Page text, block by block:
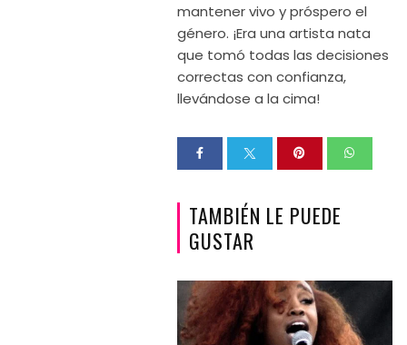
mantener vivo y próspero el
género. ¡Era una artista nata
que tomó todas las decisiones
correctas con confianza,
llevándose a la cima!
TAMBIÉN LE PUEDE
GUSTAR